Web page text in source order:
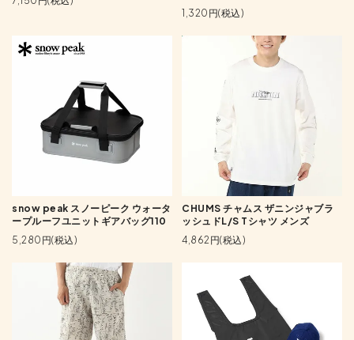
1,320円(税込)
snow peak スノーピーク ウォータ
ープルーフユニットギアバッグ110
5,280円(税込)
CHUMS チャムス ザニンジャブラ
ッシュドL/S Tシャツ メンズ
4,862円(税込)